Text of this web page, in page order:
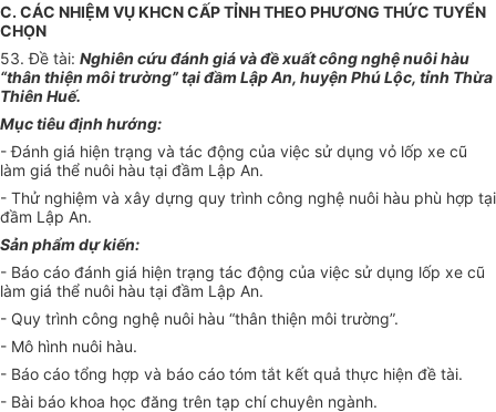
C. CÁC NHIỆM VỤ KHCN CẤP TỈNH THEO PHƯƠNG THỨC TUYỂN
CHỌN
53. Đề tài: Nghiên cứu đánh giá và đề xuất công nghệ nuôi hàu
“thân thiện môi trường” tại đầm Lập An, huyện Phú Lộc, tỉnh Thừa
Thiên Huế.
Mục tiêu định hướng:
- Đánh giá hiện trạng và tác động của việc sử dụng vỏ lốp xe cũ
làm giá thể nuôi hàu tại đầm Lập An.
- Thử nghiệm và xây dựng quy trình công nghệ nuôi hàu phù hợp tại
đầm Lập An.
Sản phẩm dự kiến:
- Báo cáo đánh giá hiện trạng tác động của việc sử dụng lốp xe cũ
làm giá thể nuôi hàu tại đầm Lập An.
- Quy trình công nghệ nuôi hàu “thân thiện môi trường”.
- Mô hình nuôi hàu.
- Báo cáo tổng hợp và báo cáo tóm tắt kết quả thực hiện đề tài.
- Bài báo khoa học đăng trên tạp chí chuyên ngành.